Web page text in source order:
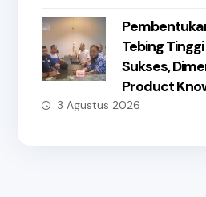
Tebing
Sukses,
Product
3 Agustus 2026